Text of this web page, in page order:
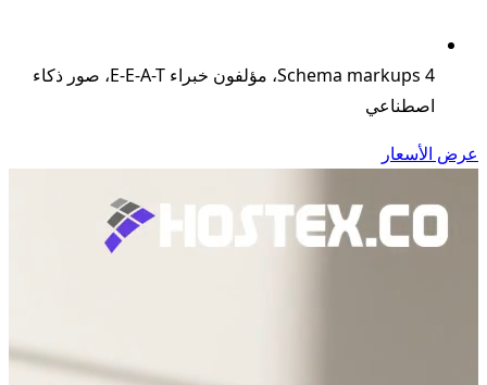
4 Schema markups، مؤلفون خبراء E-E-A-T، صور ذكاء
اصطناعي
عرض الأسعار